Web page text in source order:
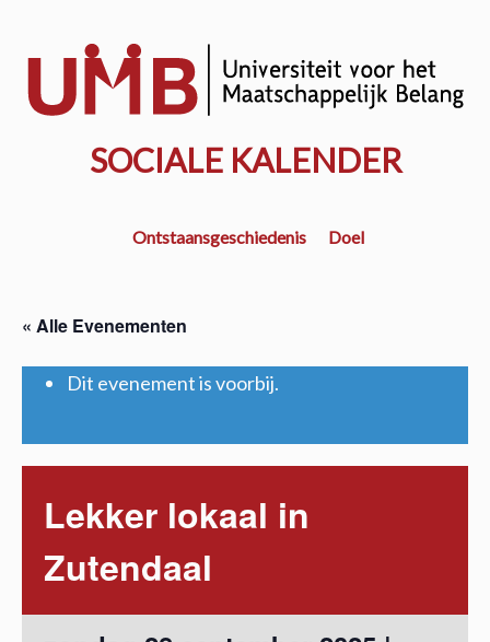
hoofd
SOCIALE KALENDER
Ontstaansgeschiedenis Doel
« Alle Evenementen
Dit evenement is voorbij.
Lekker lokaal in
Zutendaal